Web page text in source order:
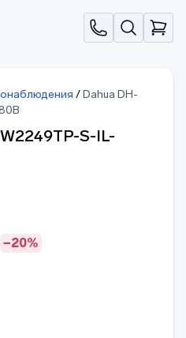
/Dahua DH-
S-IL-
−20%